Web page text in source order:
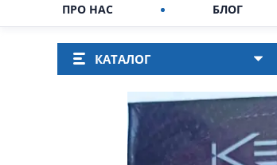
ПРО НАС БЛОГ
КАТАЛОГ